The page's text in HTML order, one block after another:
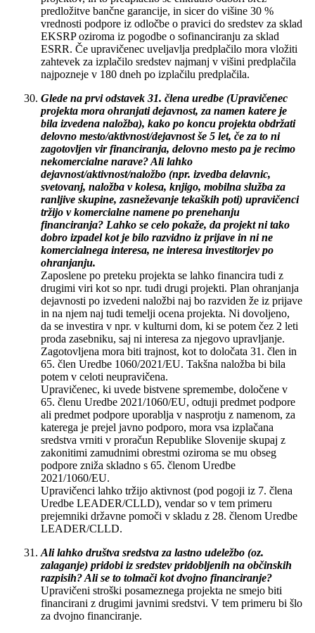
predložitve bančne garancije, in sicer do višine 30 %
vrednosti podpore iz odločbe o pravici do sredstev za sklad
EKSRP oziroma iz pogodbe o sofinanciranju za sklad
ESRR. Če upravičenec uveljavlja predplačilo mora vložiti
zahtevek za izplačilo sredstev najmanj v višini predplačila
najpozneje v 180 dneh po izplačilu predplačila.
Glede na prvi odstavek 31. člena uredbe (Upravičenec
projekta mora ohranjati dejavnost, za namen katere je
bila izvedena naložba), kako po koncu projekta obdržati
delovno mesto/aktivnost/dejavnost še 5 let, če za to ni
zagotovljen vir financiranja, delovno mesto pa je recimo
nekomercialne narave? Ali lahko
dejavnost/aktivnost/naložbo (npr. izvedba delavnic,
svetovanj, naložba v kolesa, knjigo, mobilna služba za
ranljive skupine, zasneževanje tekaških poti) upravičenci
tržijo v komercialne namene po prenehanju
financiranja? Lahko se celo pokaže, da projekt ni tako
dobro izpadel kot je bilo razvidno iz prijave in ni ne
komercialnega interesa, ne interesa investitorjev po
ohranjanju.
Zaposlene po preteku projekta se lahko financira tudi z
drugimi viri kot so npr. tudi drugi projekti. Plan ohranjanja
dejavnosti po izvedeni naložbi naj bo razviden že iz prijave
in na njem naj tudi temelji ocena projekta. Ni dovoljeno,
da se investira v npr. v kulturni dom, ki se potem čez 2 leti
proda zasebniku, saj ni interesa za njegovo upravljanje.
Zagotovljena mora biti trajnost, kot to določata 31. člen in
65. člen Uredbe 1060/2021/EU. Takšna naložba bi bila
potem v celoti neupravičena.
Upravičenec, ki uvede bistvene spremembe, določene v
65. členu Uredbe 2021/1060/EU, odtuji predmet podpore
ali predmet podpore uporablja v nasprotju z namenom, za
katerega je prejel javno podporo, mora vsa izplačana
sredstva vrniti v proračun Republike Slovenije skupaj z
zakonitimi zamudnimi obrestmi oziroma se mu obseg
podpore zniža skladno s 65. členom Uredbe
2021/1060/EU.
Upravičenci lahko tržijo aktivnost (pod pogoji iz 7. člena
Uredbe LEADER/CLLD), vendar so v tem primeru
prejemniki državne pomoči v skladu z 28. členom Uredbe
LEADER/CLLD.
Ali lahko društva sredstva za lastno udeležbo (oz.
zalaganje) pridobi iz sredstev pridobljenih na občinskih
razpisih? Ali se to tolmači kot dvojno financiranje?
Upravičeni stroški posameznega projekta ne smejo biti
financirani z drugimi javnimi sredstvi. V tem primeru bi šlo
za dvojno financiranje.